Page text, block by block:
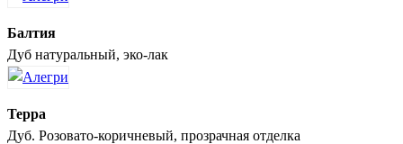
Балтия
Дуб натуральный, эко-лак
Терра
Дуб. Розовато-коричневый, прозрачная отделка